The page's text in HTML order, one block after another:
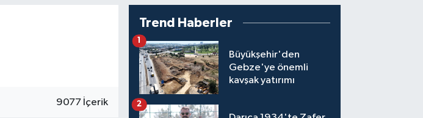
9077 İçerik
Trend Haberler
Büyükşehir'den
Gebze'ye önemli
kavşak yatırımı
1
2